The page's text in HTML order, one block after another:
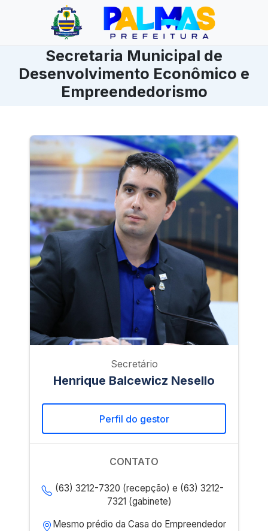
Secretaria Municipal de
Desenvolvimento Econômico e
Empreendedorismo
Secretário
Henrique Balcewicz Nesello
Perfil do gestor
CONTATO
(63) 3212-7320 (recepção) e (63) 3212-
7321 (gabinete)
Mesmo prédio da Casa do Empreendedor